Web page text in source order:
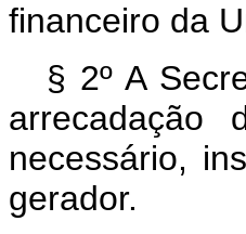
financeiro da
§ 2º A
necessário,
gerador.